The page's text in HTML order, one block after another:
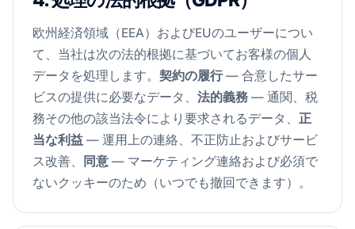
欧州経済領域（EEA）およびEUのユーザーについ
て、当社は次の法的根拠に基づいてお客様の個人
データを処理します。 契約の履行— 合意したサー
ビスの提供に必要なデータ、 法的義務 — 通関、税
務その他の該当法令により要求されるデータ、 正
当な利益 — 運用上の連絡、不正防止およびサービ
ス改善、
同意 — マーケティング連絡および必須で
ないクッキーのため（いつでも撤回できます）。